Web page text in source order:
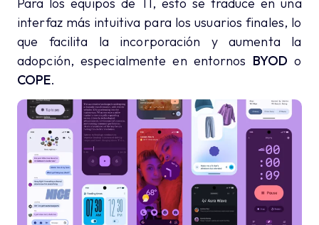
interfaz más intuitiva para los usuarios finales, lo
que facilita la incorporación y aumenta la
adopción, especialmente en entornos BYOD o
COPE.